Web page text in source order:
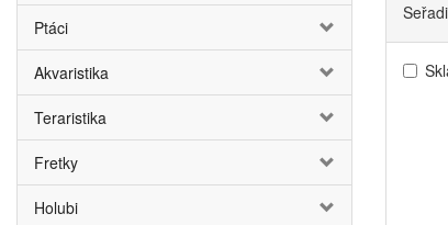
Ptáci
Akvaristika
Teraristika
Fretky
Holubi